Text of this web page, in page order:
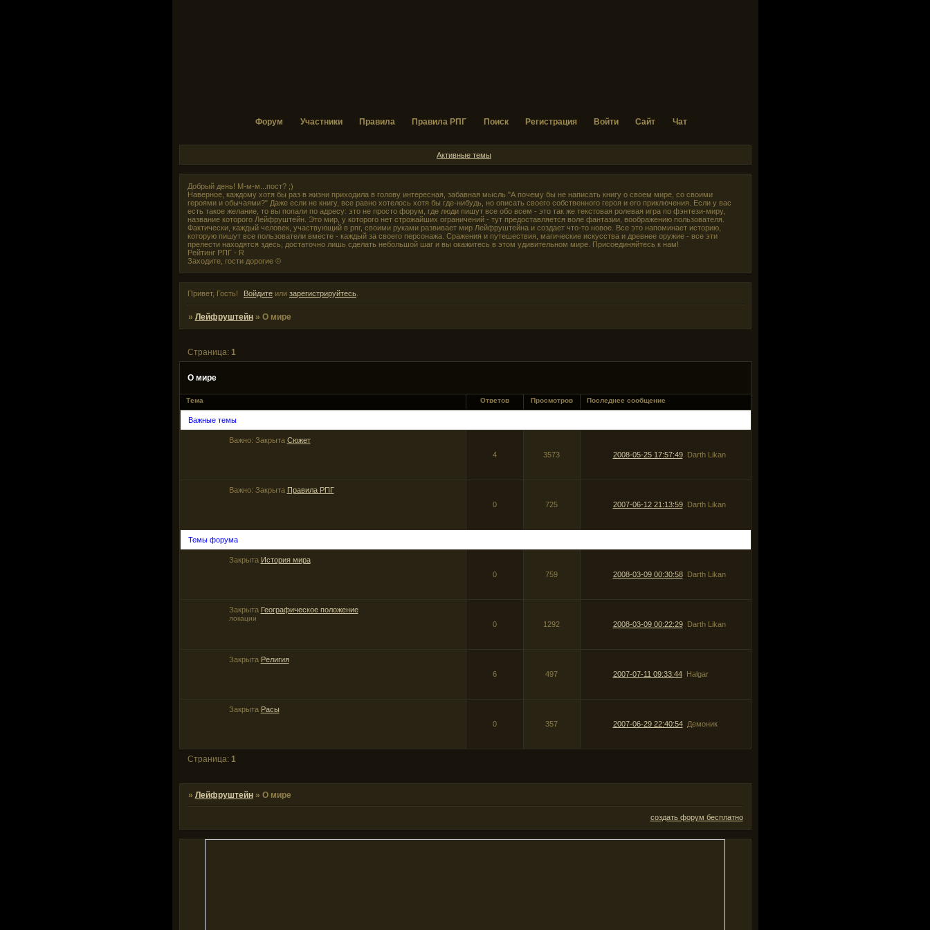
Форум Участники Правила Правила РПГ Поиск Регистрация Войти Сайт Чат
Активные темы
Добрый день! М-м-м...пост? ;)
Наверное, каждому хотя бы раз в жизни приходила в голову интересная, забавная мысль "А почему бы не написать книгу о своем мире, со своими
героями и обычаями?" Даже если не книгу, все равно хотелось хотя бы где-нибудь, но описать своего собственного героя и его приключения. Если у вас
есть такое желание, то вы попали по адресу: это не просто форум, где люди пишут все обо всем - это так же текстовая ролевая игра по фэнтези-миру,
название которого Лейфруштейн. Это мир, у которого нет строжайших ограничений - тут предоставляется воле фантазии, воображению пользователя.
Фактически, каждый человек, участвующий в рпг, своими руками развивает мир Лейфруштейна и создает что-то новое. Все это напоминает историю,
которую пишут все пользователи вместе - каждый за своего персонажа. Сражения и путешествия, магические искусства и древнее оружие - все эти
прелести находятся здесь, достаточно лишь сделать небольшой шаг и вы окажитесь в этом удивительном мире. Присоединяйтесь к нам!
Рейтинг РПГ - R
Заходите, гости дорогие ©
Привет, Гость! Войдите или зарегистрируйтесь
» Лейфруштейн » О мире
О мире
Страница: 1
Тема Ответов Просмотров Последнее сообщение
Важные темы
Важно: Закрыта Сюжет
4
3573 2008-05-25 17:57:49 Darth Likan
Важно: Закрыта Правила РПГ
0
725 2007-06-12 21:13:59 Darth Likan
Темы форума
Закрыта История мира
0
759 2008-03-09 00:30:58 Darth Likan
Закрыта Географическое положение
локации
0 1292 2008-03-09 00:22:29 Darth Likan
Закрыта Религия
6
497 2007-07-11 09:33:44 Halgar
Закрыта Расы
0
357 2007-06-29 22:40:54 Демоник
Страница: 1
» Лейфруштейн » О мире
создать форум бесплатно